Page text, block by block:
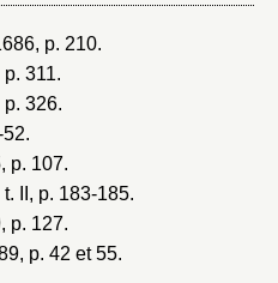
, p. 210.
p. 311.
p. 326.
52.
, p. 107.
t. II, p. 183-185.
, p. 127.
, p. 42 et 55.